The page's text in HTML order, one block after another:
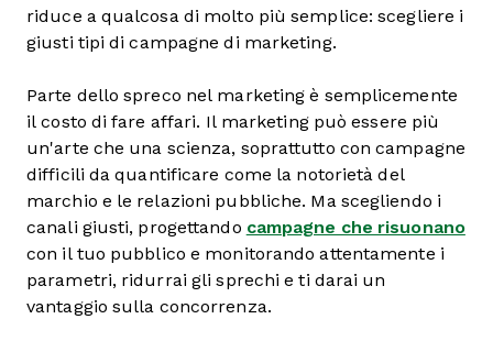
riduce a qualcosa di molto più semplice: scegliere i
giusti tipi di campagne di marketing.
Parte dello spreco nel marketing è semplicemente
il costo di fare affari. Il marketing può essere più
un'arte che una scienza, soprattutto con campagne
difficili da quantificare come la notorietà del
marchio e le relazioni pubbliche. Ma scegliendo i
canali giusti, progettando campagne che risuonano
con il tuo pubblico e monitorando attentamente i
parametri, ridurrai gli sprechi e ti darai un
vantaggio sulla concorrenza.